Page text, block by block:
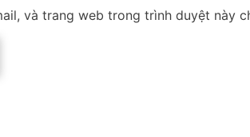
và trang web trong trình duyệt này